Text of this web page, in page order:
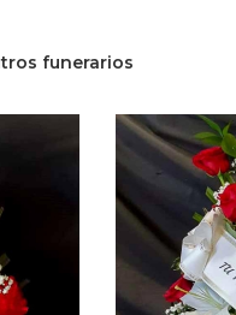
funerarios